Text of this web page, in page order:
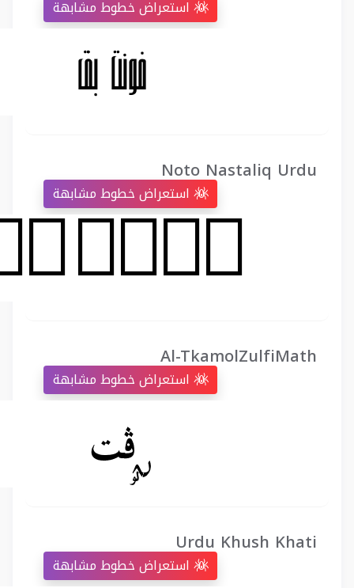
Noto Nastaliq Urdu
Al-TkamolZulfiMath
Urdu Khush Khati